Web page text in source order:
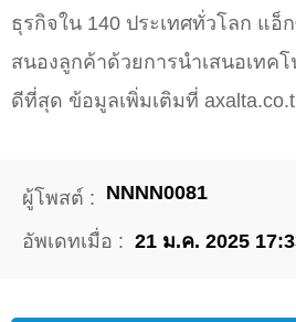
ธุรกิจใน 140 ประเทศทั่วโลก แ
สนองลูกค้าด้วยการนำเสนอเทค
ดีที่สุด ข้อมูลเพิ่มเติมที่
ผู้โพสต์ : NNNN0081
อัพเดทเมื่อ : 21 ม.ค. 2025